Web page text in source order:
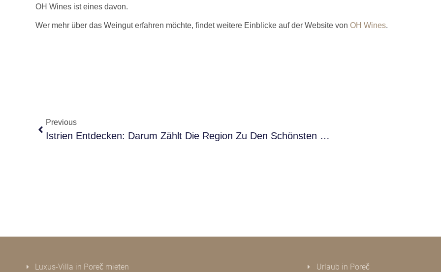
OH Wines ist eines davon.
Wer mehr über das Weingut erfahren möchte, findet weitere Einblicke auf der Website von OH Wines.
Previous
Istrien Entdecken: Darum Zählt Die Region Zu Den Schönsten Und Sichersten Reisezielen In Kroatien
Luxus-Villa in Poreč mieten
Urlaub in Poreč